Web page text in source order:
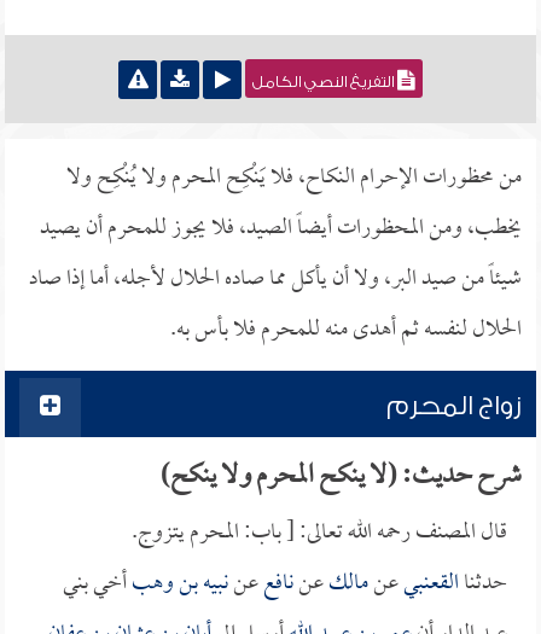
التفريغ النصي الكامل
من محظورات الإحرام النكاح، فلا يَنْكِح المحرم ولا يُنْكِح ولا
يخطب، ومن المحظورات أيضاً الصيد، فلا يجوز للمحرم أن يصيد
شيئاً من صيد البر، ولا أن يأكل مما صاده الحلال لأجله، أما إذا صاد
الحلال لنفسه ثم أهدى منه للمحرم فلا بأس به.
زواج المحرم
شرح حديث: (لا ينكح المحرم ولا ينكح)
قال المصنف رحمه الله تعالى: [ باب: المحرم يتزوج.
حدثناالقعنبيعنمالكعننافععننبيه بن وهبأخي بني